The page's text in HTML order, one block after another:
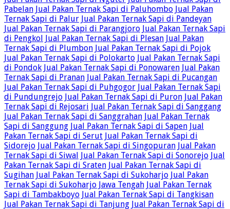
Pabelan Jual Pakan Ternak Sapi di Paluhombo Jual Pakan
Ternak Sapi di Palur Jual Pakan Ternak Sapi di Pandeyan
Jual Pakan Ternak Sapi di Parangjoro Jual Pakan Ternak Sapi
di Pengkol
Jual Pakan Ternak Sapi di Plesan Jual Pakan
Ternak Sapi di Plumbon Jual Pakan Ternak Sapi di Pojok
Jual Pakan Ternak Sapi di Polokarto Jual Pakan Ternak Sapi
di Pondok Jual Pakan Ternak Sapi di Ponowaren Jual Pakan
Ternak Sapi di Pranan Jual Pakan Ternak Sapi di Pucangan
Jual Pakan Ternak Sapi di Puhgogor Jual Pakan Ternak Sapi
di Pundungrejo Jual Pakan Ternak Sapi di Puron Jual Pakan
Ternak Sapi di Rejosari Jual Pakan Ternak Sapi di Sanggang
Jual Pakan Ternak Sapi di Sanggrahan Jual Pakan Ternak
Sapi di Sanggung Jual Pakan Ternak Sapi di Sapen Jual
Pakan Ternak Sapi di Serut Jual Pakan Ternak Sapi di
Sidorejo Jual Pakan Ternak Sapi di Singopuran Jual Pakan
Ternak Sapi di Siwal
Jual Pakan Ternak Sapi di Sonorejo Jual
Pakan Ternak Sapi di Sraten Jual Pakan Ternak Sapi di
Sugihan Jual Pakan Ternak Sapi di Sukoharjo Jual Pakan
Ternak Sapi di Sukoharjo Jawa Tengah Jual Pakan Ternak
Sapi di Tambakboyo Jual Pakan Ternak Sapi di Tangkisan
Jual Pakan Ternak Sapi di Tanjung Jual Pakan Ternak Sapi di